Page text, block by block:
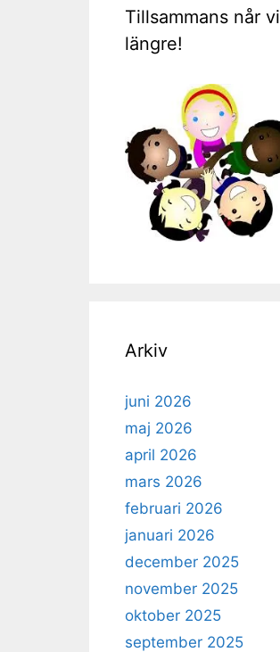
Tillsammans når vi
längre!
Arkiv
juni 2026
maj 2026
april 2026
mars 2026
februari 2026
januari 2026
december 2025
november 2025
oktober 2025
september 2025